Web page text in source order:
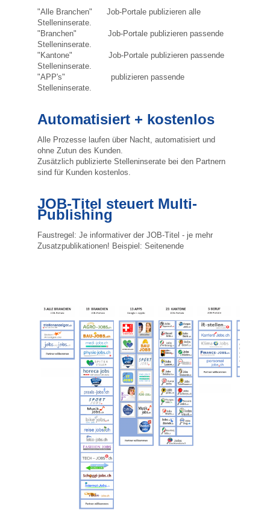
"Alle Branchen" Job-Portale publizieren alle
Stelleninserate.
"Branchen" Job-Portale publizieren passende
Stelleninserate.
"Kantone" Job-Portale publizieren passende
Stelleninserate.
"APP's" publizieren passende
Stelleninserate.
Automatisiert + kostenlos
Alle Prozesse laufen über Nacht, automatisiert und
ohne Zutun des Kunden.
Zusätzlich publizierte Stelleninserate bei den Partnern
sind für Kunden kostenlos.
JOB-Titel steuert Multi-
Publishing
Faustregel: Je informativer der JOB-Titel - je mehr
Zusatzpublikationen! Beispiel: Seitenende